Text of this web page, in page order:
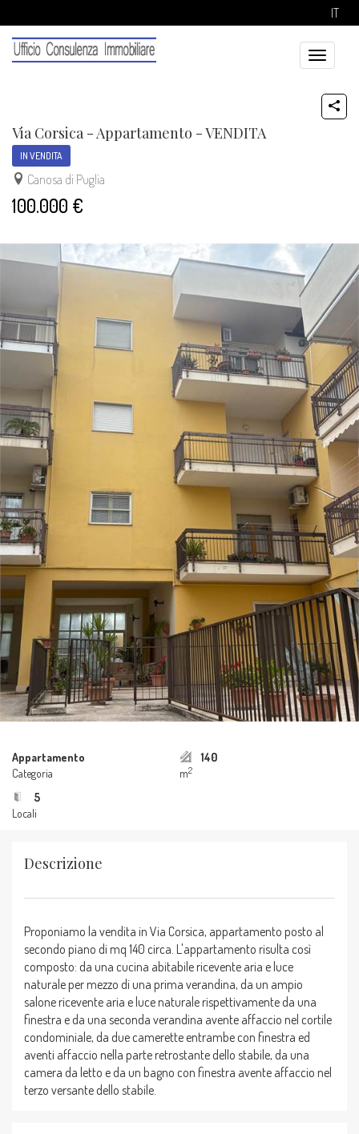
IT
Toggle
Via Corsica - Appartamento - VENDITA
IN VENDITA
Canosa di Puglia
100.000 €
Appartamento
Categoria
140
m2
5
Locali
Descrizione
Proponiamo la vendita in Via Corsica, appartamento posto al
secondo piano di mq 140 circa. L'appartamento risulta così
composto: da una cucina abitabile ricevente aria e luce
naturale per mezzo di una prima verandina, da un ampio
salone ricevente aria e luce naturale rispettivamente da una
finestra e da una seconda verandina avente affaccio nel cortile
condominiale, da due camerette entrambe con finestra ed
aventi affaccio nella parte retrostante dello stabile, da una
camera da letto e da un bagno con finestra avente affaccio nel
terzo versante dello stabile.